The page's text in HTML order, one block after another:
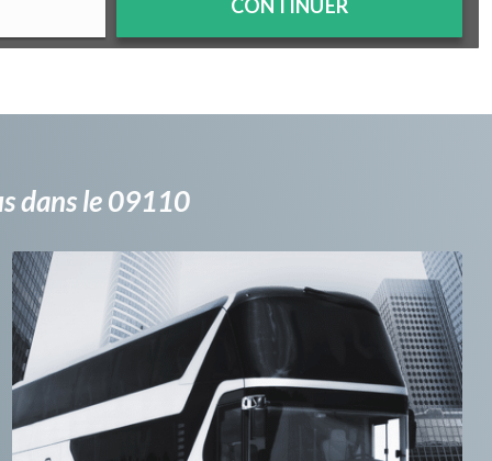
CONTINUER
dans le 09110